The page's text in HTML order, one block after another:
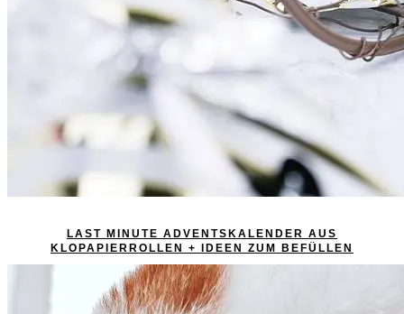
LAST MINUTE ADVENTSKALENDER AUS
KLOPAPIERROLLEN + IDEEN ZUM BEFÜLLEN